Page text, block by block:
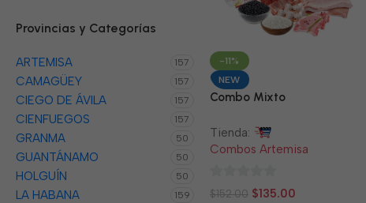
Provincias y Categorías
ARTEMISA 157
CAMAGÜEY 157
CIEGO DE ÁVILA 157
CIENFUEGOS 157
GRANMA 50
GUANTÁNAMO 50
HOLGUÍN 50
LA HABANA 159
-11%
NEW
Combo Mixto
Tienda:
Combos Artemisa
0
$152.00 $135.00